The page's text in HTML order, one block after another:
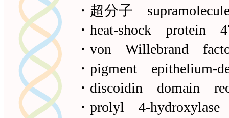
・超分子
・heat-shock protein
・von Willebrand
・pigment
・discoidin domain
・prolyl 4-